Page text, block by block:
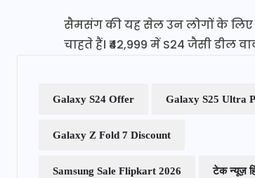
सैमसंग की यह सेल उन लोगों के लिए
चाहते हैं। ₹42,999 में S24 जैसी डील
Galaxy S24 Offer Galaxy S25 Ultra
Galaxy Z Fold 7 Discount
Samsung Sale Flipkart 2026 टेक न्यूज़